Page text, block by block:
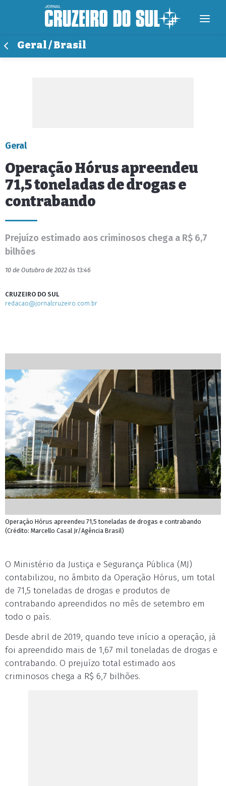
Geral / Brasil
Geral
Operação Hórus apreendeu
71,5 toneladas de drogas e
contrabando
Prejuízo estimado aos criminosos chega a R$ 6,7
bilhões
10 de Outubro de 2022 às 13:46
CRUZEIRO DO SUL
redacao@jornalcruzeiro.com.br
Operação Hórus apreendeu 71,5 toneladas de drogas e contrabando
(Crédito: Marcello Casal Jr/Agência Brasil)
O Ministério da Justiça e Segurança Pública (MJ)
contabilizou, no âmbito da Operação Hórus, um total
de 71,5 toneladas de drogas e produtos de
contrabando apreendidos no mês de setembro em
todo o país.
Desde abril de 2019, quando teve início a operação, já
foi apreendido mais de 1,67 mil toneladas de drogas e
contrabando. O prejuízo total estimado aos
criminosos chega a R$ 6,7 bilhões.